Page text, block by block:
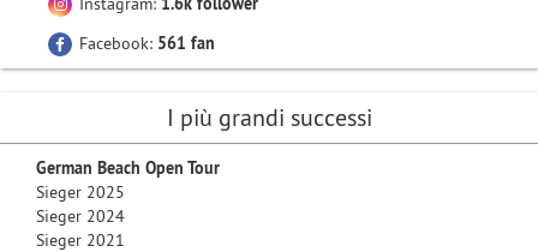
Facebook: 561 fan
I più grandi successi
German Beach Open Tour
Sieger 2025
Sieger 2024
Sieger 2021